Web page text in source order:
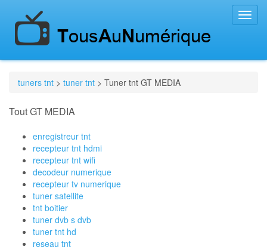
tuners tnt > tuner tnt > Tuner tnt GT MEDIA
Tout GT MEDIA
enregistreur tnt
recepteur tnt hdmi
recepteur tnt wifi
decodeur numerique
recepteur tv numerique
tuner satellite
tnt boitier
tuner dvb s dvb
tuner tnt hd
reseau tnt